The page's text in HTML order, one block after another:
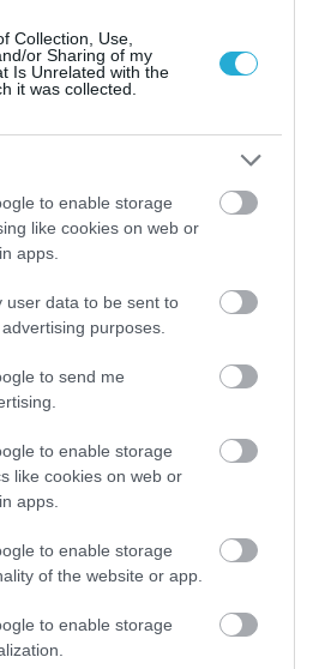
Collection, Use,
or Sharing of my
Is Unrelated with the
it was collected.
to enable storage
like cookies on web or
apps.
user data to be sent to
purposes.
to send me
to enable storage
like cookies on web or
apps.
to enable storage
of the website or app.
to enable storage
ΚΑΛΛΙΑΝΤΕΡΗΣ
| 06:44
εγκυμοσύνης
ΚΑΛΛΙΑΝΤΕΡΗΣ
| 08:36
εβδομάδες τουλάχιστον έχει
του
ΚΑΛΛΙΑΝΤΕΡΗΣ
θέμα επιστροφής του
Μπουρούση στο «τριφύλλι»
ΠΑΝΟΥ
| 20:40
στον Παναθηναϊκό
ο Ινσούα παρά τις
TEAM